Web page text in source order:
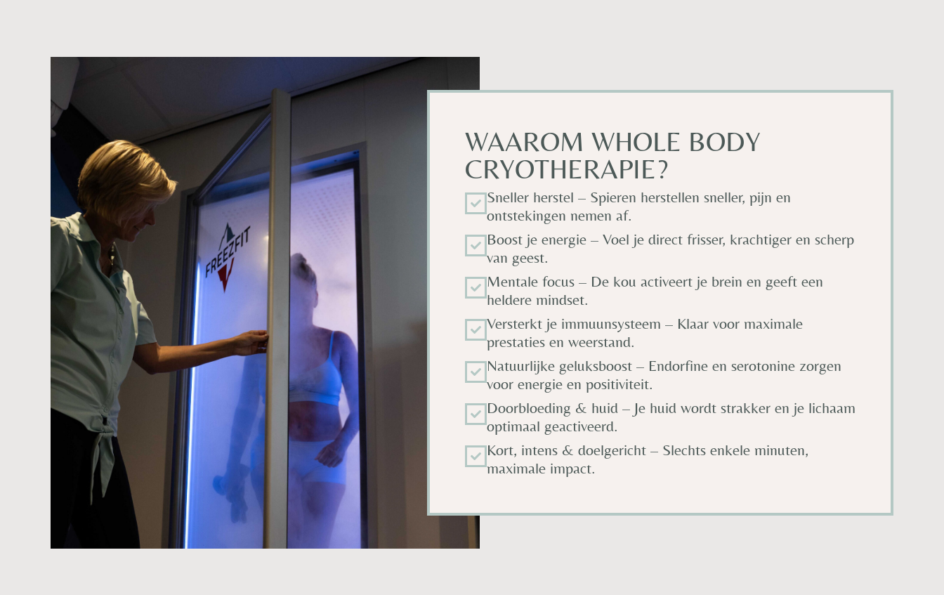
WAAROM WHOLE BODY
CRYOTHERAPIE?
Sneller herstel – Spieren herstellen sneller, pijn en
ontstekingen nemen af.
Boost je energie – Voel je direct frisser, krachtiger en scherp
van geest.
Mentale focus – De kou activeert je brein en geeft een
heldere mindset.
Versterkt je immuunsysteem – Klaar voor maximale
prestaties en weerstand.
Natuurlijke geluksboost – Endorfine en serotonine zorgen
voor energie en positiviteit.
Doorbloeding & huid – Je huid wordt strakker en je lichaam
optimaal geactiveerd.
Kort, intens & doelgericht – Slechts enkele minuten,
maximale impact.